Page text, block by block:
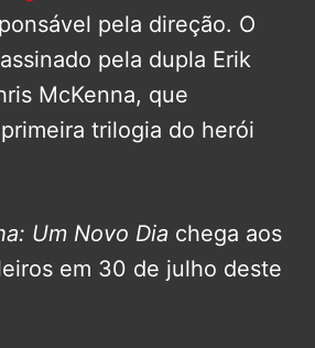
pela direção. O
pela dupla Erik
McKenna, que
trilogia do herói
Um Novo Dia chega aos
em 30 de julho deste